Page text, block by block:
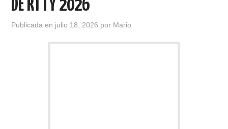
DE RTTY 2026
Publicada en julio 18, 2026 por Mario